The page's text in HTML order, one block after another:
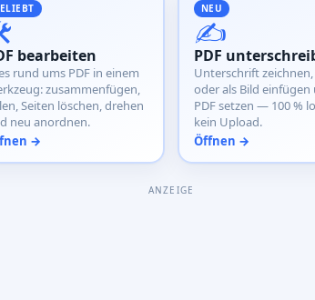
bearbeiten
rund ums PDF in einem
zusammenfügen,
Seiten löschen, drehen
neu anordnen.
→
NEU
✍️
PDF
Unterschrift
oder als Bild einfügen
PDF setzen — 100 %
kein Upload.
Öffnen →
ANZEIGE